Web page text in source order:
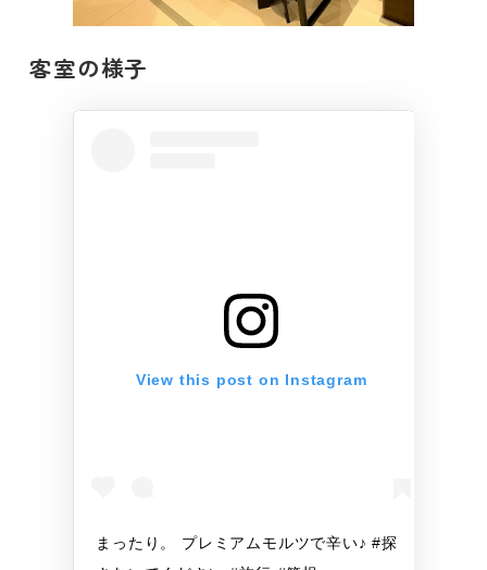
客室の様子
View this post on Instagram
まったり。 プレミアムモルツで辛い♪ #探